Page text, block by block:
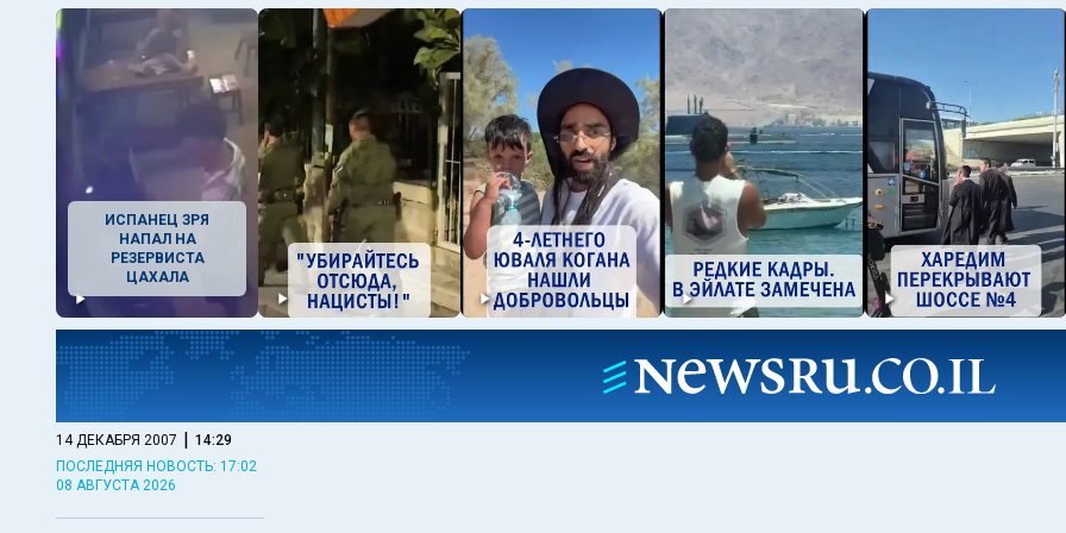
ИСПАНЕЦ ЗРЯ
НАПАЛ НА
РЕЗЕРВИСТА
ЦАХАЛА
14 ДЕКАБРЯ 2007 | 14:29
ПОСЛЕДНЯЯ НОВОСТЬ: 17:02
08 АВГУСТА 2026